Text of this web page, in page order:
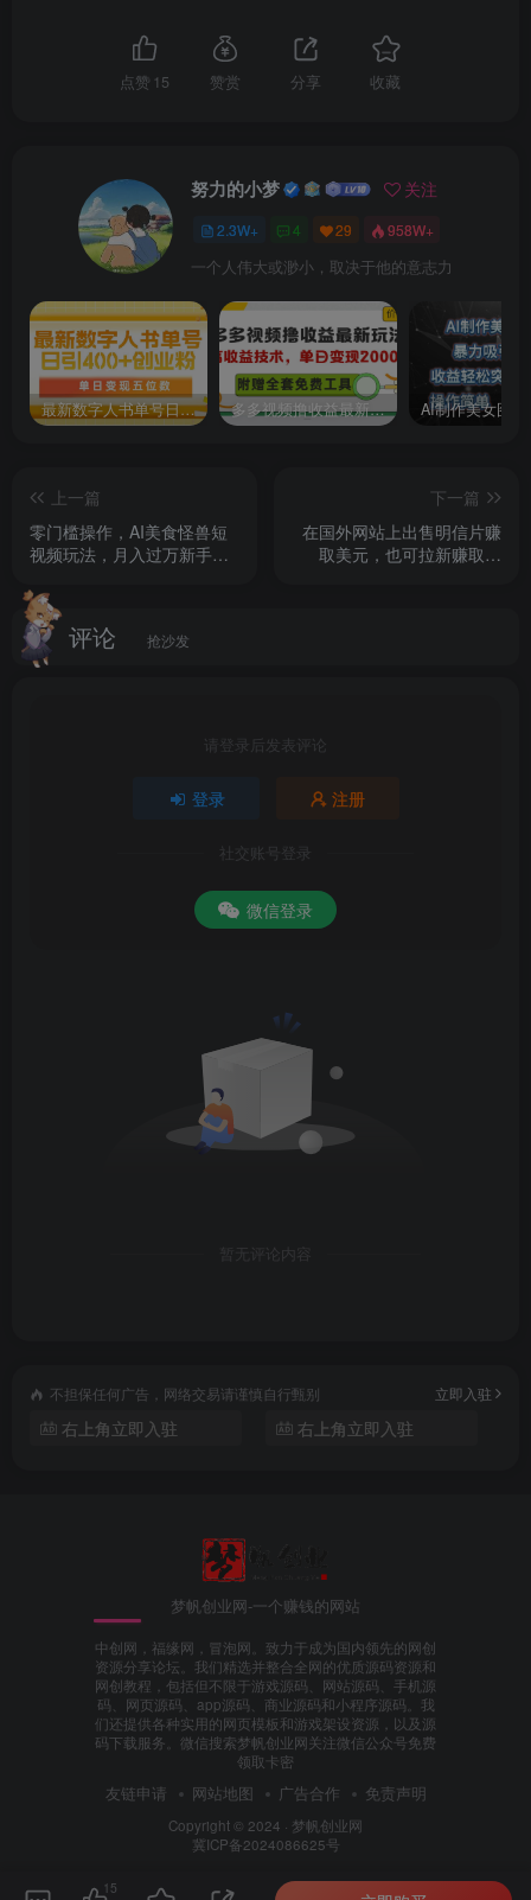
点赞 15 赞赏 分享 收藏
努力的小梦 关注
2.3W+ 4 29 958W+
一个人伟大或渺小，取决于他的意志力
最新数字人书单号日400+创业粉，单日变现五位数，市面卖5980附软件和详… 多多视频撸收益最新玩法，高收益技术，单日变现2000+，附赠全套技术资料
上一篇
零门槛操作，AI美食怪兽短
视频玩法，月入过万新手也
下一篇
在国外网站上出售明信片赚
取美元，也可拉新赚取美
评论 抢沙发
请登录后发表评论
登录 注册
社交账号登录
微信登录
暂无评论内容
不担保任何广告，网络交易请谨慎自行甄别 立即入驻
右上角立即入驻 右上角立即入驻
梦帆创业网-一个赚钱的网站
中创网，福缘网，冒泡网。致力于成为国内领先的网创
资源分享论坛。我们精选并整合全网的优质源码资源和
网创教程，包括但不限于游戏源码、网站源码、手机源
码、网页源码、app源码、商业源码和小程序源码。我
们还提供各种实用的网页模板和游戏架设资源，以及源
码下载服务。微信搜索梦帆创业网关注微信公众号免费
领取卡密
友链申请 网站地图 广告合作 免责声明
Copyright © 2024 · 梦帆创业网
冀ICP备2024086625号
15